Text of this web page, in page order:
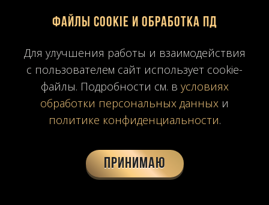
городе Санкт-Петербург
9.1 Климат
Для России характерны:
перепады температур;
Файлы Cookie и обработка ПД
Для улучшения работы и взаимодействия
с пользователем сайт использует cookie-
файлы. Подробности см. в условиях
обработки персональных данных и
политике конфиденциальности.
Принимаю